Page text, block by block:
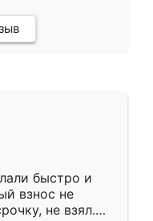
быстро и
взнос не
не взял.